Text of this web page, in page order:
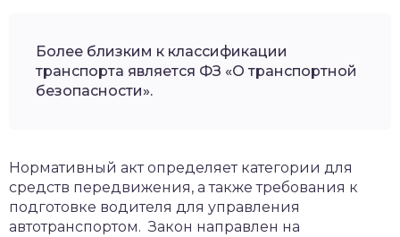
Более близким к классификации
транспорта является ФЗ «О транспортной
безопасности».
Нормативный акт определяет категории для
средств передвижения, а также требования к
подготовке водителя для управления
автотранспортом. Закон направлен на